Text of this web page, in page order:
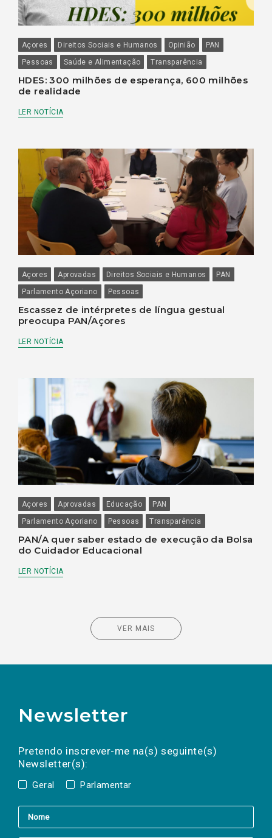
Açores Direitos Sociais e Humanos Opinião
PAN
Pessoas
Saúde e Alimentação Transparência
HDES: 300 milhões de esperança, 600 milhões
de realidade
LER NOTÍCIA
Açores Aprovadas Direitos Sociais e Humanos
PAN
Parlamento Açoriano
Pessoas
Escassez de intérpretes de língua gestual
preocupa PAN/Açores
LER NOTÍCIA
Açores Aprovadas Educação
PAN
Parlamento Açoriano
Pessoas Transparência
PAN/A quer saber estado de execução da Bolsa
do Cuidador Educacional
LER NOTÍCIA
VER MAIS
Newsletter
Pretendo inscrever-me na(s) seguinte(s)
Newsletter(s):
Geral Parlamentar
a(s) newsletter(s).
mail